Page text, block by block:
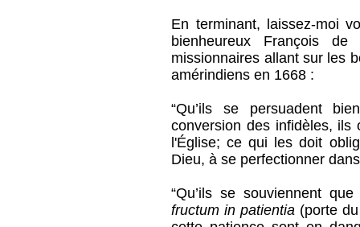
En terminant, laissez-moi
bienheureux François
missionnaires allant sur les
amérindiens en 1668 :
“Qu’ils se persuadent
conversion des infidèles,
l'Église; ce qui les doit
Dieu, à se perfectionner
“Qu’ils se souviennent
fructum in patientia (porte